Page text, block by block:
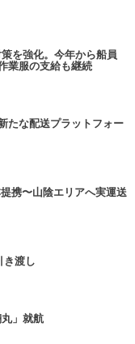
を強化。今年から船員
業服の支給も継続
たな配送プラットフォー
携〜山陰エリアへ実運送
き渡し
」就航